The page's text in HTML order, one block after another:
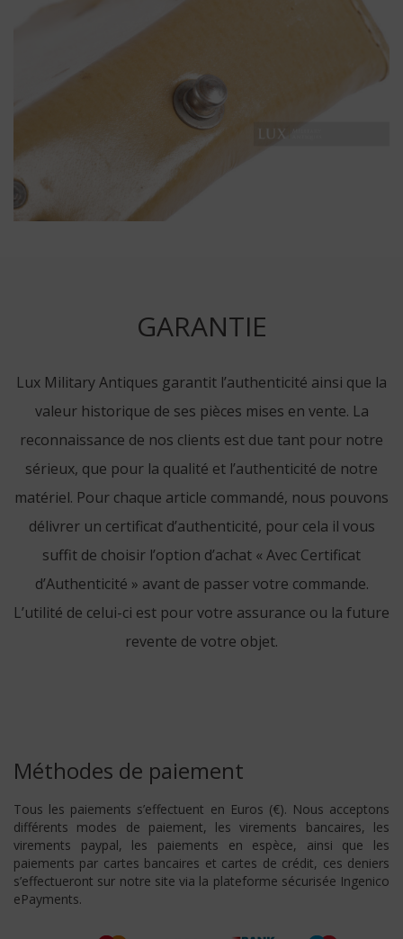
GARANTIE
Lux Military Antiques garantit l’authenticité ainsi que la
valeur historique de ses pièces mises en vente. La
reconnaissance de nos clients est due tant pour notre
sérieux, que pour la qualité et l’authenticité de notre
matériel. Pour chaque article commandé, nous pouvons
délivrer un certificat d’authenticité, pour cela il vous
suffit de choisir l’option d’achat « Avec Certificat
d’Authenticité » avant de passer votre commande.
L’utilité de celui-ci est pour votre assurance ou la future
revente de votre objet.
Méthodes de paiement
Tous les paiements s’effectuent en Euros (€). Nous acceptons
différents modes de paiement, les virements bancaires, les
virements paypal, les paiements en espèce, ainsi que les
paiements par cartes bancaires et cartes de crédit, ces deniers
s’effectueront sur notre site via la plateforme sécurisée Ingenico
ePayments.